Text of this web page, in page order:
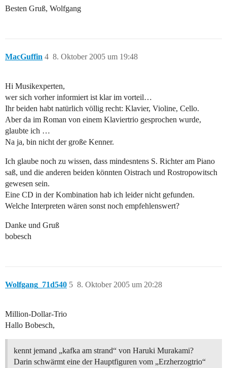
Besten Gruß, Wolfgang
MacGuffin 8. Oktober 2005 um 19:48
4
Hi Musikexperten,
wer sich vorher informiert ist klar im vorteil…
Ihr beiden habt natürlich völlig recht: Klavier, Violine, Cello.
Aber da im Roman von einem Klaviertrio gesprochen wurde,
glaubte ich …
Na ja, bin nicht der große Kenner.
Ich glaube noch zu wissen, dass mindesntens S. Richter am Piano
saß, und die anderen beiden könnten Oistrach und Rostropowitsch
gewesen sein.
Eine CD in der Kombination hab ich leider nicht gefunden.
Welche Interpreten wären sonst noch empfehlenswert?
Danke und Gruß
bobesch
Wolfgang_71d540 8. Oktober 2005 um 20:28
5
Million-Dollar-Trio
Hallo Bobesch,
kennt jemand „kafka am strand“ von Haruki Murakami?
Darin schwärmt eine der Hauptfiguren vom „Erzherzogtrio“